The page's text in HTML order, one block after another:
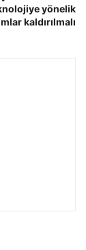
yönelik
kaldırılmalı